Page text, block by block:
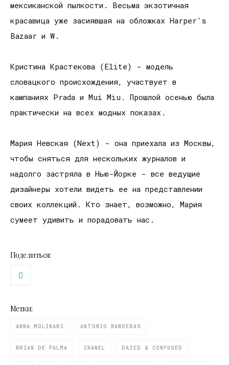
мексиканской пылкости. Весьма экзотичная
красавица уже засиявшая на обложках Harper's
Bazaar и W.
Кристина Крастекова (Elite) - модель
словацкого происхождения, участвует в
кампаниях Prada и Mui Miu. Прошлой осенью была
практически на всех модных показах.
Мария Невская (Next) - она приехала из Москвы,
чтобы сняться для нескольких журналов и
надолго застряла в Нью-Йорке - все ведущие
дизайнеры хотели видеть ее на представлении
своих коллекций. Кто знает, возможно, Мария
сумеет удивить и порадовать нас.
Поделиться:
Метки:
ANNA MOLINARI ANTONIO BANDERAS
BRIAN DE PALMA CHANEL DAZED & CONFUSED